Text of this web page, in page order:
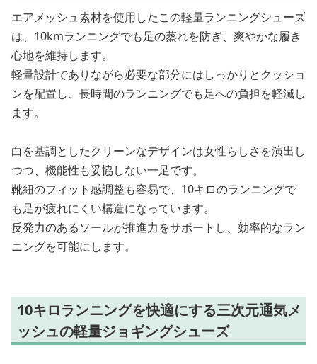
エアメッシュ素材を使用したこの軽量ランニングシューズ
は、10kmランニングでも足の蒸れを防ぎ、爽やかな履き
心地を維持します。
軽量設計でありながら必要な部分にはしっかりとクッショ
ンを配置し、長時間のランニングでも足への負担を軽減し
ます。
白を基調としたクリーンなデザインは女性らしさを演出し
つつ、機能性も妥協しない一足です。
靴紐のフィット感調整も容易で、10キロのランニングで
も足が疲れにくい構造になっています。
反発力のあるソールが推進力をサポートし、効率的なラン
ニングを可能にします。
10キロランニングを快適にする三次元通気メ
ッシュの軽量ジョギングシューズ